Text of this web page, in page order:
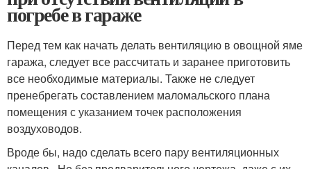
погребе в гараже
Перед тем как начать делать вентиляцию в овощной яме
гаража, следует все рассчитать и заранее приготовить
все необходимые материалы. Также не следует
пренебрегать составлением маломальского плана
помещения с указанием точек расположения
воздуховодов.
Вроде бы, надо сделать всего пару вентиляционных